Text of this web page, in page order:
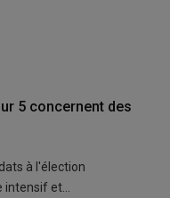
5 concernent des
à l'élection
intensif et…